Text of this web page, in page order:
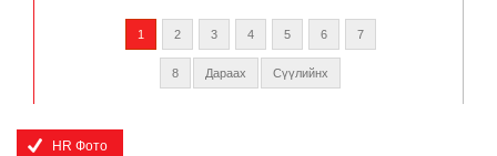
1 2 3 4 5 6 7
8 Дараах Сүүлийнх
HR Фото